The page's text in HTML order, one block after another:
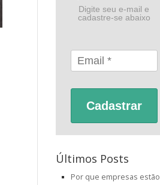
Digite seu e-mail e
cadastre-se abaixo
Cadastrar
Últimos Posts
Por que empresas estão